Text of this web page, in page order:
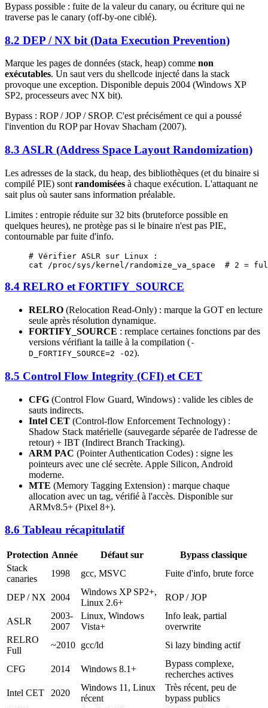
Bypass possible : fuite de la valeur du canary, ou écriture qui ne
traverse pas le canary (off-by-one ciblé).
8.2 DEP / NX bit (Data Execution Prevention)
Marque les pages de données (stack, heap) comme non
exécutables. Un saut vers du shellcode injecté dans la stack
provoque une exception. Disponible depuis 2004 (Windows XP
SP2, processeurs avec NX bit).
Bypass : ROP / JOP / SROP. C'est précisément ce qui a poussé
l'invention du ROP par Hovav Shacham (2007).
8.3 ASLR (Address Space Layout Randomization)
Les adresses de la stack, du heap, des bibliothèques (et du binaire si
compilé PIE) sont randomisées à chaque exécution. L'attaquant ne
sait plus où sauter sans information préalable.
Limites : entropie réduite sur 32 bits (bruteforce possible en
quelques heures), ne protège pas si le binaire n'est pas PIE,
contournable par fuite d'info.
# Vérifier ASLR sur Linux :
cat /proc/sys/kernel/randomize_va_space
# 2 =
8.4 RELRO et FORTIFY_SOURCE
RELRO (Relocation Read-Only) : marque la GOT en lecture
seule après résolution dynamique.
FORTIFY_SOURCE : remplace certaines fonctions par des
versions vérifiant la taille à la compilation (-
D_FORTIFY_SOURCE=2 -O2).
8.5 Control Flow Integrity (CFI) et CET
CFG (Control Flow Guard, Windows) : valide les cibles de
sauts indirects.
Intel CET (Control-flow Enforcement Technology) :
Shadow Stack matérielle (sauvegarde séparée de l'adresse de
retour) + IBT (Indirect Branch Tracking).
ARM PAC (Pointer Authentication Codes) : signe les
pointeurs avec une clé secrète. Apple Silicon, Android
moderne.
MTE (Memory Tagging Extension) : marque chaque
allocation avec un tag, vérifié à l'accès. Disponible sur
ARMv8.5+ (Pixel 8+).
8.6 Tableau récapitulatif
Protection Année Défaut sur
Bypass classique
Stack
canaries
1998 gcc, MSVC Fuite d'info, brute force
DEP / NX 2004
Windows XP SP2+,
Linux 2.6+
ROP / JOP
ASLR
2003-
2007
Linux, Windows
Vista+
Info leak, partial
overwrite
RELRO
Full
~2010 gcc/ld Si lazy binding actif
CFG 2014 Windows 8.1+
Bypass complexe,
recherches actives
Intel CET
2020
Windows 11, Linux
récent
Très récent, peu de
bypass publics